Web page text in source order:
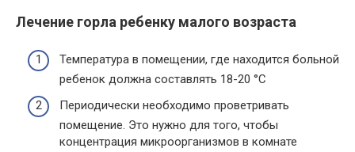
Лечение горла ребенку малого возраста
Температура в помещении, где находится больной
ребенок должна составлять 18-20 °С
Периодически необходимо проветривать
помещение. Это нужно для того, чтобы
концентрация микроорганизмов в комнате